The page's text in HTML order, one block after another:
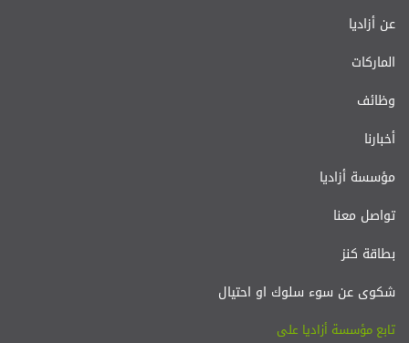
نيسان 2014
ورش عمل مدرسيّة
شاهد التفاصيل
عن أزاديا
الماركات
وظائف
أخبارنا
مؤسسة أزاديا
تواصل معنا
بطاقة كنز
شكوى عن سوء سلوك او احتيال
تابع مؤسسة أزاديا على